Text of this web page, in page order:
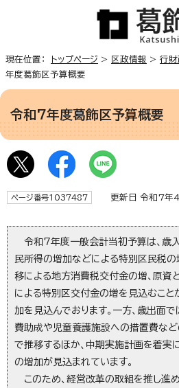
現在位置： トップページ > 区政情報 > 行財
年度葛飾区予算概要
令和7年度葛飾区予算概要
ページ番号1037487 更新日 令和7年4
令和7年度一般会計当初予算は、歳
民所得の増加などによる特別区民税
移による地方消費税交付金の増、原資
による特別区交付金の増を見込むこと
加を見込んでおります。一方、歳出面
費助成や児童養護施設への措置費な
で推移するほか、中期実施計画を着実
の増加が見込まれています。
このため、経営改革の取組を推し進